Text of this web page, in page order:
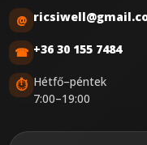
@
☎ +36 30 155 7484
⏱ Hétfő–péntek
7:00–19:00